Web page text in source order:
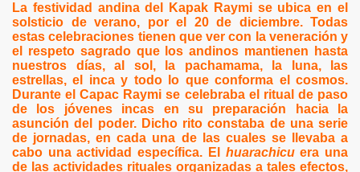
La festividad andina del Kapak Raymi se ubica en el
solsticio de verano, por el 20 de diciembre. Todas
estas celebraciones tienen que ver con la veneración y
el respeto sagrado que los andinos mantienen hasta
nuestros días, al sol, la pachamama, la luna, las
estrellas, el inca y todo lo que conforma el cosmos.
Durante el Capac Raymi se celebraba el ritual de paso
de los jóvenes incas en su preparación hacia la
asunción del poder. Dicho rito constaba de una serie
de jornadas, en cada una de las cuales se llevaba a
cabo una actividad específica. El huarachicuera una
de las actividades rituales organizadas a tales efectos,